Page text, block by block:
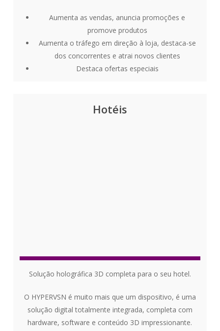
Aumenta as vendas, anuncia promoções e
promove produtos
Aumenta o tráfego em direção à loja, destaca-se
dos concorrentes e atrai novos clientes
Destaca ofertas especiais
Hotéis
Solução holográfica 3D completa para o seu hotel.
O HYPERVSN é muito mais que um dispositivo, é uma
solução digital totalmente integrada, completa com
hardware, software e conteúdo 3D impressionante.